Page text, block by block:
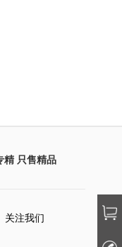
精 只售精品
关注我们